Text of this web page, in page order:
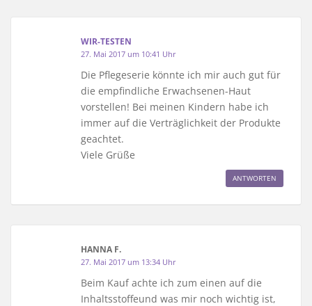
WIR-TESTEN
27. Mai 2017 um 10:41 Uhr
Die Pflegeserie könnte ich mir auch gut für
die empfindliche Erwachsenen-Haut
vorstellen! Bei meinen Kindern habe ich
immer auf die Verträglichkeit der Produkte
geachtet.
Viele Grüße
ANTWORTEN
HANNA F.
27. Mai 2017 um 13:34 Uhr
Beim Kauf achte ich zum einen auf die
Inhaltsstoffeund was mir noch wichtig ist,